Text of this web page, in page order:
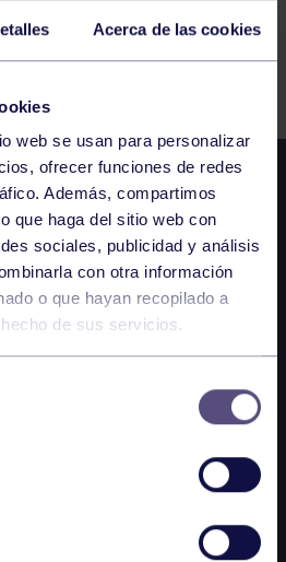
Acerca de las cookies
web se usan para personalizar
ofrecer funciones de redes
Además, compartimos
que haga del sitio web con
sociales, publicidad y análisis
con otra información
o que hayan recopilado a
de sus servicios.
30 JUN 2026